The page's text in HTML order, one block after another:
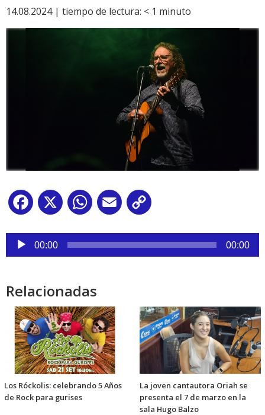
14.08.2024 | tiempo de lectura: < 1 minuto
Facebook
X WhatsApp
Email
Reproductor
audio
00:00 00:00
Relacionadas
Los Róckolis: celebrando 5 Años
de Rock para gurises
La joven cantautora Oriah se
presenta el 7 de marzo en la
sala Hugo Balzo